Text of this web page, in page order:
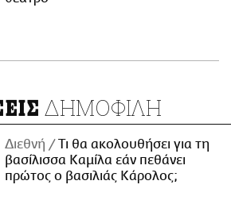
ΔΗΜΟΦΙΛΗ
Διεθνή
Τι θα ακολουθήσει για τη
βασίλισσα Καμίλα εάν πεθάνει
πρώτος ο βασιλιάς Κάρολος;